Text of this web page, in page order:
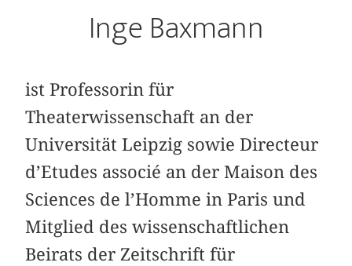
Inge Baxmann
ist Professorin für
Theaterwissenschaft an der
Universität Leipzig sowie Directeur
d’Etudes associé an der Maison des
Sciences de l’Homme in Paris und
Mitglied des wissenschaftlichen
Beirats der Zeitschrift für